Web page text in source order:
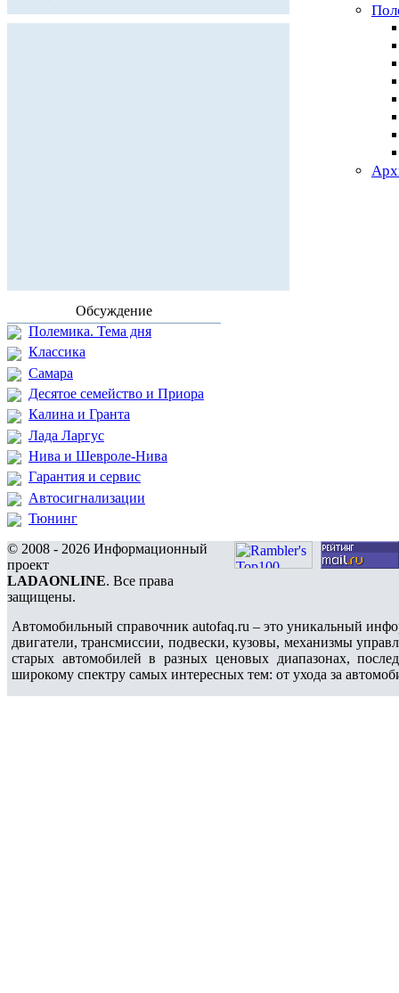
Обсуждение
Полемика. Тема дня
Классика
Самара
Десятое семейство и Приора
Калина и Гранта
Лада Ларгус
Нива и Шевроле-Нива
Гарантия и сервис
Автосигнализации
Тюнинг
© 2008 - 2026 Информационный
проект
LADAONLINE. Все права
защищены.
Автомобильный справочник autofaq.ru – это уникальный
двигатели, трансмиссии, подвески, кузовы, механизмы
старых автомобилей в разных ценовых диапазонах,
широкому спектру самых интересных тем: от ухода за